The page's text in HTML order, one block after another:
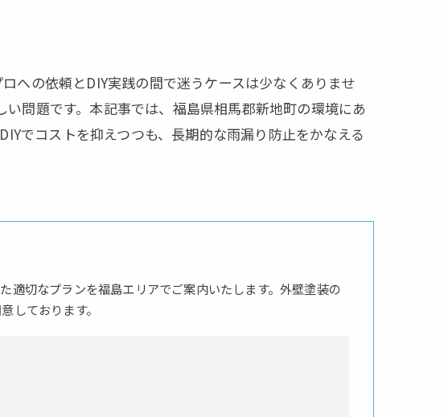
への依頼とDIY実践の間で迷うケースは少なくありませ
問題です。本記事では、福島県相馬郡新地町の環境にあ
でコストを抑えつつも、長期的な雨漏り防止をかなえる
適切なプランを福島エリアでご案内いたします。外壁塗装の
しております。